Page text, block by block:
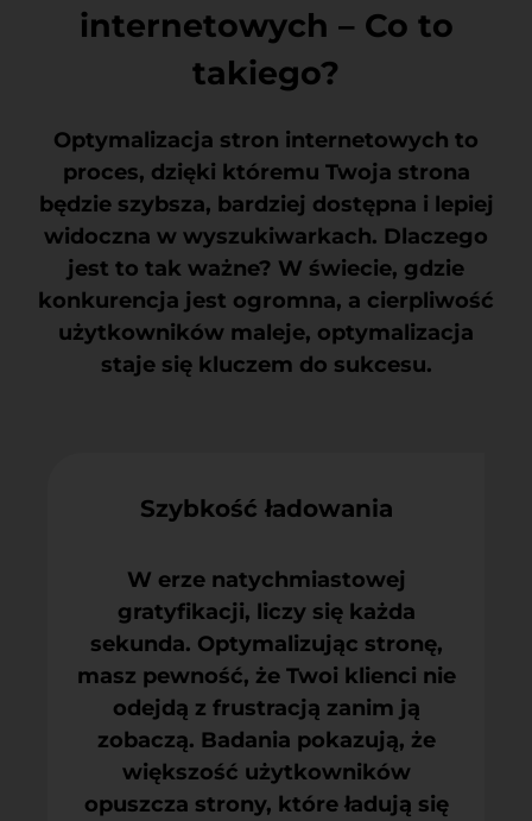
internetowych – Co to
takiego?
Optymalizacja stron internetowych to
proces, dzięki któremu Twoja strona
będzie szybsza, bardziej dostępna i lepiej
widoczna w wyszukiwarkach. Dlaczego
jest to tak ważne? W świecie, gdzie
konkurencja jest ogromna, a cierpliwość
użytkowników maleje, optymalizacja
staje się kluczem do sukcesu.
Szybkość ładowania
W erze natychmiastowej
gratyfikacji, liczy się każda
sekunda. Optymalizując stronę,
masz pewność, że Twoi klienci nie
odejdą z frustracją zanim ją
zobaczą. Badania pokazują, że
większość użytkowników
opuszcza strony, które ładują się